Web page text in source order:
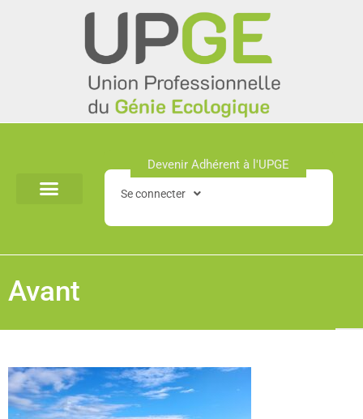
Devenir Adhérent à l'UPGE​
Se connecter
Avant